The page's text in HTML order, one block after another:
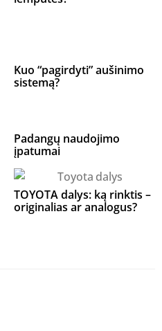
Kuo “pagirdyti” aušinimo
sistemą?
Padangų naudojimo
įpatumai
TOYOTA dalys: ką rinktis –
originalias ar analogus?